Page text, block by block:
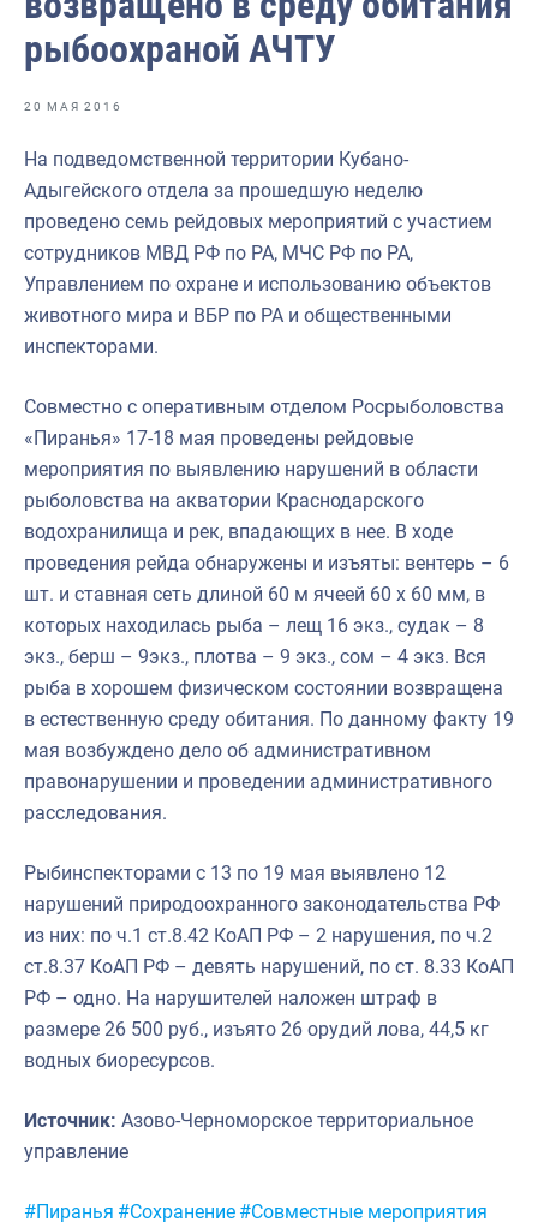
Отраслевые СМИ
Выставки и конференции
Научно-практическая литература
Рыбоохрана России
Отрасль в цифрах
Инфографика
Большая африканская экспедиция
рыбоохраной АЧТУ
20 МАЯ 2016
На подведомственной территории Кубано-
Адыгейского отдела за прошедшую неделю
проведено семь рейдовых мероприятий с участием
сотрудников МВД РФ по РА, МЧС РФ по РА,
Управлением по охране и использованию объектов
животного мира и ВБР по РА и общественными
инспекторами.
Совместно с оперативным отделом Росрыболовства
«Пиранья» 17-18 мая проведены рейдовые
мероприятия по выявлению нарушений в области
рыболовства на акватории Краснодарского
водохранилища и рек, впадающих в нее. В ходе
проведения рейда обнаружены и изъяты: вентерь – 6
шт. и ставная сеть длиной 60 м ячеей 60 х 60 мм, в
которых находилась рыба – лещ 16 экз., судак – 8
экз., берш – 9экз., плотва – 9 экз., сом – 4 экз. Вся
рыба в хорошем физическом состоянии возвращена
в естественную среду обитания. По данному факту 19
мая возбуждено дело об административном
правонарушении и проведении административного
расследования.
Рыбинспекторами с 13 по 19 мая выявлено 12
нарушений природоохранного законодательства РФ
из них: по ч.1 ст.8.42 КоАП РФ – 2 нарушения, по ч.2
ст.8.37 КоАП РФ – девять нарушений, по ст. 8.33 КоАП
РФ – одно. На нарушителей наложен штраф в
размере 26 500 руб., изъято 26 орудий лова, 44,5 кг
водных биоресурсов.
Источник: Азово-Черноморское территориальное
управление
Метки:
#Пиранья #Сохранение #Совместные мероприятия